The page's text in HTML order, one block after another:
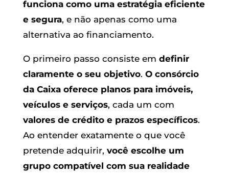
funciona como uma estratégia eficiente
e segura, e não apenas como uma
alternativa ao financiamento.
O primeiro passo consiste em definir
claramente o seu objetivo. O consórcio
da Caixa oferece planos para imóveis,
veículos e serviços, cada um com
valores de crédito e prazos específicos.
Ao entender exatamente o que você
pretende adquirir, você escolhe um
grupo compatível com sua realidade